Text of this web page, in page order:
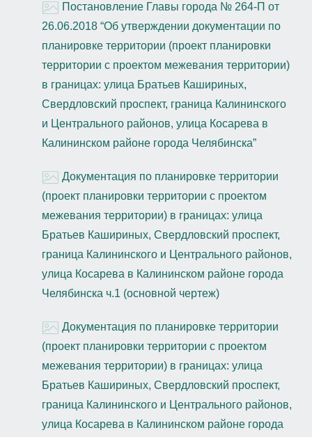
Постановление Главы города № 264-П от
26.06.2018 “Об утверждении документации по
планировке территории (проект планировки
территории с проектом межевания территории)
в границах: улица Братьев Кашириных,
Свердловский проспект, граница Калининского
и Центрального районов, улица Косарева в
Калининском районе города Челябинска”
Документация по планировке территории
(проект планировки территории с проектом
межевания территории) в границах: улица
Братьев Кашириных, Свердловский проспект,
граница Калининского и Центрального районов,
улица Косарева в Калининском районе города
Челябинска ч.1 (основной чертеж)
Документация по планировке территории
(проект планировки территории с проектом
межевания территории) в границах: улица
Братьев Кашириных, Свердловский проспект,
граница Калининского и Центрального районов,
улица Косарева в Калининском районе города